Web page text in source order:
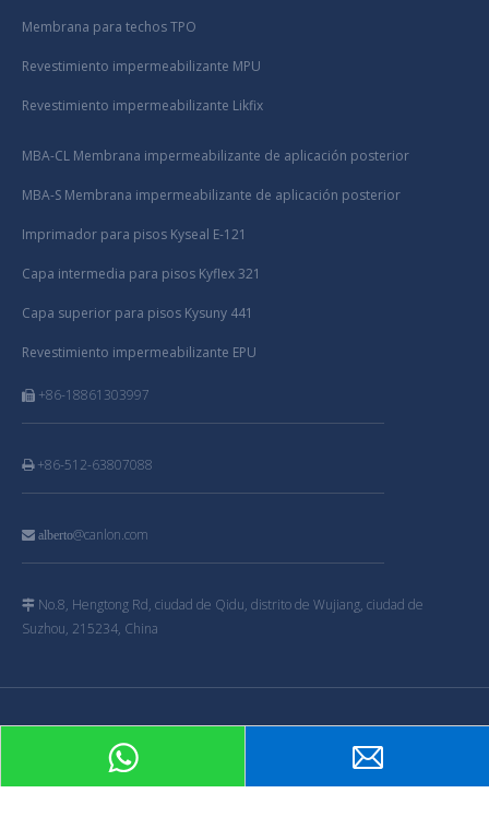
Membrana para techos TPO
Revestimiento impermeabilizante MPU
Revestimiento impermeabilizante Likfix
MBA-CL Membrana impermeabilizante de aplicación posterior
MBA-S Membrana impermeabilizante de aplicación posterior
Imprimador para pisos Kyseal E-121
Capa intermedia para pisos Kyflex 321
Capa superior para pisos Kysuny 441
Revestimiento impermeabilizante EPU
 +86-18861303997
+86-512-63807088
 alberto@canlon.com
 No.8, Hengtong Rd, ciudad de Qidu, distrito de Wujiang, ciudad de
Suzhou, 215234, China
Derechos de autor
2019 Jiangsu Canlon Materiales de
construcción Co., Ltd.Reservados todos los derechos .